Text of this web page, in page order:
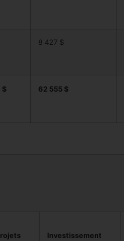
8 427 $
$ 62 555 $
Investissement